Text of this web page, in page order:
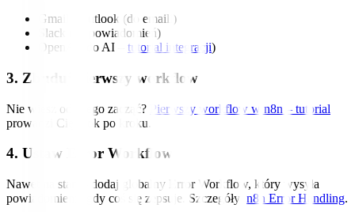
Gmail / Outlook (do emaili)
Slack (do powiadomień)
OpenAI (do AI – tutorial integracji)
3. Zbuduj pierwszy workflow
Nie wiesz od czego zacząć?
Pierwszy workflow w n8n – tutorial
prowadzi Cię krok po kroku.
4. Ustaw Error Workflow
Nawet na start – dodaj globalny Error Workflow, który wysyła
powiadomienie gdy coś się zepsuje. Szczegóły: n8n Error Handling.